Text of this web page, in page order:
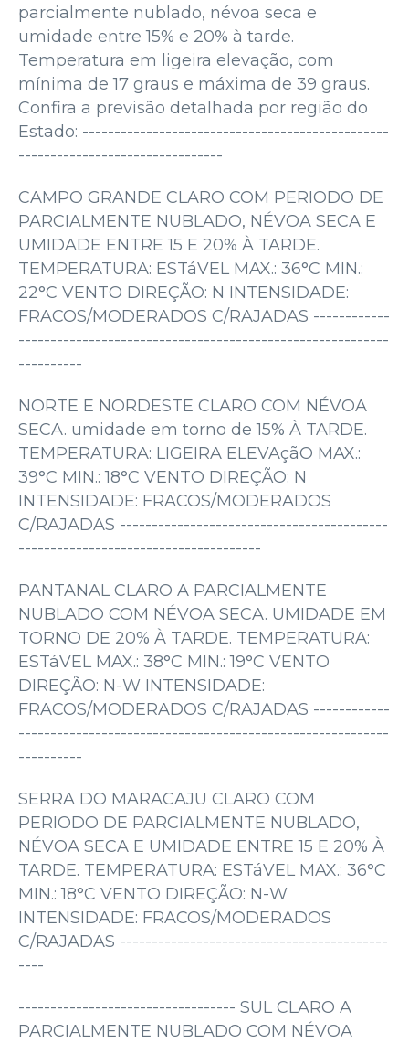
parcialmente nublado, névoa seca e
umidade entre 15% e 20% à tarde.
Temperatura em ligeira elevação, com
mínima de 17 graus e máxima de 39 graus.
Confira a previsão detalhada por região do
Estado: ------------------------------------------------
--------------------------------
CAMPO GRANDE CLARO COM PERIODO DE
PARCIALMENTE NUBLADO, NÉVOA SECA E
UMIDADE ENTRE 15 E 20% À TARDE.
TEMPERATURA: ESTáVEL MAX.: 36°C MIN.:
22°C VENTO DIREÇÃO: N INTENSIDADE:
FRACOS/MODERADOS C/RAJADAS ------------
----------------------------------------------------------
----------
NORTE E NORDESTE CLARO COM NÉVOA
SECA. umidade em torno de 15% À TARDE.
TEMPERATURA: LIGEIRA ELEVAçãO MAX.:
39°C MIN.: 18°C VENTO DIREÇÃO: N
INTENSIDADE: FRACOS/MODERADOS
C/RAJADAS ------------------------------------------
--------------------------------------
PANTANAL CLARO A PARCIALMENTE
NUBLADO COM NÉVOA SECA. UMIDADE EM
TORNO DE 20% À TARDE. TEMPERATURA:
ESTáVEL MAX.: 38°C MIN.: 19°C VENTO
DIREÇÃO: N-W INTENSIDADE:
FRACOS/MODERADOS C/RAJADAS ------------
----------------------------------------------------------
----------
SERRA DO MARACAJU CLARO COM
PERIODO DE PARCIALMENTE NUBLADO,
NÉVOA SECA E UMIDADE ENTRE 15 E 20% À
TARDE. TEMPERATURA: ESTáVEL MAX.: 36°C
MIN.: 18°C VENTO DIREÇÃO: N-W
INTENSIDADE: FRACOS/MODERADOS
C/RAJADAS ------------------------------------------
----
---------------------------------- SUL CLARO A
PARCIALMENTE NUBLADO COM NÉVOA